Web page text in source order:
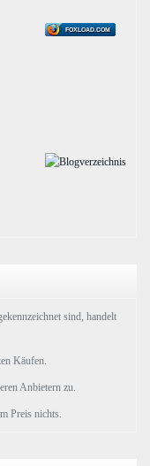
FOXLOAD.COM
sind, handelt
Käufen.
Anbietern zu.
Preis nichts.